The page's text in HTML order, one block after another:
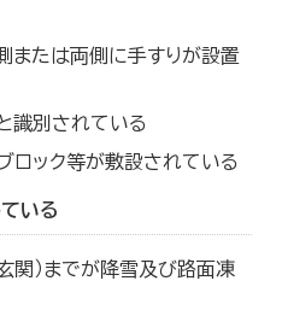
または両側に手すりが設置
識別されている
ロック等が敷設されている
いる
関）までが降雪及び路面凍